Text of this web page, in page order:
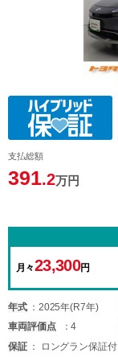
支払総額
391.2万円
月々23,300円
年式 2025年(R7年)
車両評価点 4
保証
ロングラン保証付